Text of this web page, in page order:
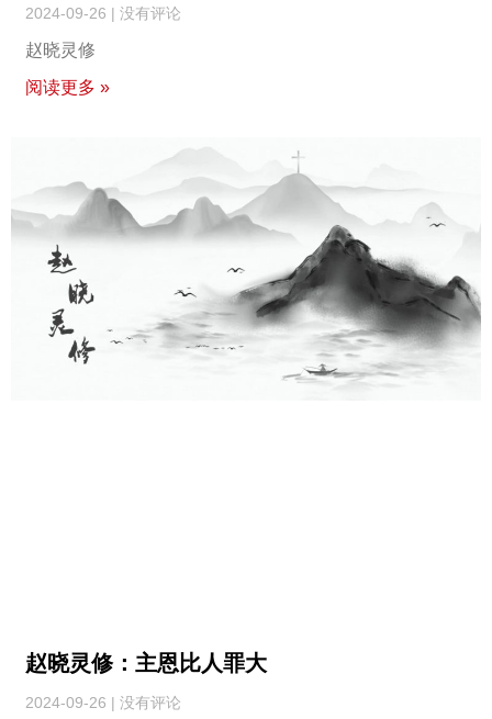
2024-09-26 没有评论
赵晓灵修
阅读更多 »
赵晓灵修：主恩比人罪大
2024-09-26 没有评论